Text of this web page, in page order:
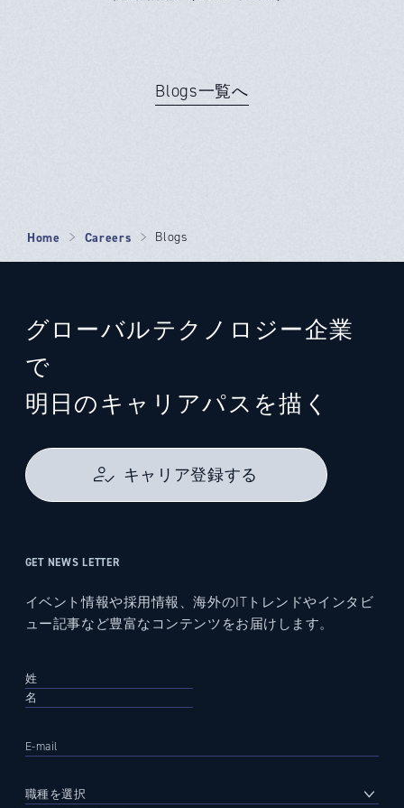
Blogs一覧へ
Home Careers Blogs
グローバルテクノロジー企業
で
明日のキャリアパスを描く
キャリア登録する
GET NEWS LETTER
イベント情報や採用情報、海外のITトレンドやインタビ
ュー記事など豊富なコンテンツをお届けします。